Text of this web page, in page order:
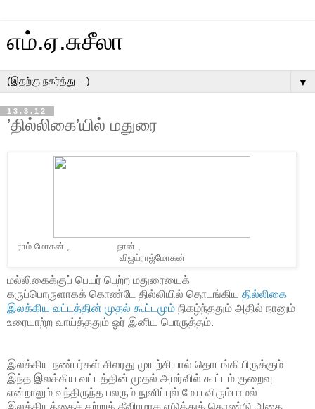
எம்.ஏ.சுசீலா
▼
13.3.12
’தில்லிகை’யில் மதுரை
ராம் மோகன் , நான் ,
விஜய்ராஜ்மோகன்
மல்லிகைக்குப் பெயர் பெற்ற மதுரையைக்
கருப்பொருளாகக் கொண்டே தில்லியில் தொடங்கிய தில்லிகை
இலக்கிய வட்டத்தின் முதல் கூட்டமும் நிகழ்ந்ததும் அதில் நானும்
உரையாற்ற வாய்த்ததும் ஓர் இனிய பொருத்தம்.
இலக்கிய நண்பர்கள் சிலரது முயற்சியால் தொடங்கியிருக்கும்
இந்த இலக்கிய வட்டத்தின் முதல் அமர்வில் கூட்டம் குறைவு
என்றாலும் வந்திருந்த பலரும் நுனிப்புல் மேய விரும்பாமல்
இலக்கியத்தைச் சற்றுத் தீவிரமாக எடுத்துக் கொண்டு அதை